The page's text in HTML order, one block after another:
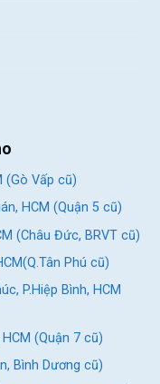
(Gò Vấp cũ)
HCM (Quận 5 cũ)
(Châu Đức, BRVT cũ)
Phú cũ)
P.Hiệp Bình, HCM
(Quận 7 cũ)
Bình Dương cũ)